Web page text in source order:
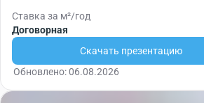
Ставка за м²/год
Договорная
Скачать презентацию
Обновлено: 06.08.2026